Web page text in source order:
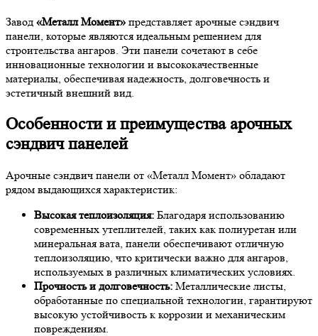
Завод «Металл Момент» представляет арочные сэндвич
панели, которые являются идеальным решением для
строительства ангаров. Эти панели сочетают в себе
инновационные технологии и высококачественные
материалы, обеспечивая надежность, долговечность и
эстетичный внешний вид.
Особенности и преимущества арочных
сэндвич панелей
Арочные сэндвич панели от «Металл Момент» обладают
рядом выдающихся характеристик:
Высокая теплоизоляция: Благодаря использованию
современных утеплителей, таких как полиуретан или
минеральная вата, панели обеспечивают отличную
теплоизоляцию, что критически важно для ангаров,
используемых в различных климатических условиях.
Прочность и долговечность: Металлические листы,
обработанные по специальной технологии, гарантируют
высокую устойчивость к коррозии и механическим
повреждениям.